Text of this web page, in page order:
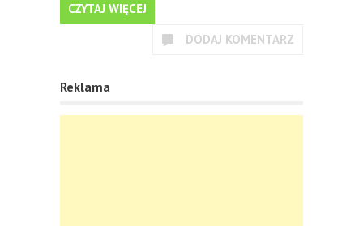
CZYTAJ WIĘCEJ
DODAJ KOMENTARZ
Reklama